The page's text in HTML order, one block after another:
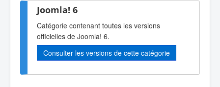
Joomla! 6
Catégorie contenant toutes les versions
officielles de Joomla! 6.
Consulter les versions de cette catégorie